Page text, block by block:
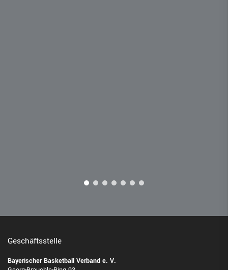
Geschäftsstelle
Bayerischer Basketball Verband e. V.